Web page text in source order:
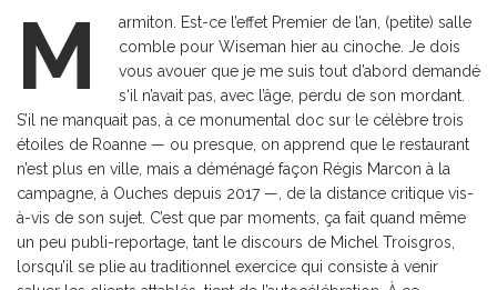
M
armiton. Est-ce l’effet Premier de l’an, (petite) salle
comble pour Wiseman hier au cinoche. Je dois
vous avouer que je me suis tout d’abord demandé
s‘il n’avait pas, avec l’âge, perdu de son mordant.
S’il ne manquait pas, à ce monumental doc sur le célèbre trois
étoiles de Roanne — ou presque, on apprend que le restaurant
n’est plus en ville, mais a déménagé façon Régis Marcon à la
campagne, à Ouches depuis 2017 —, de la distance critique vis-
à-vis de son sujet. C’est que par moments, ça fait quand même
un peu publi-reportage, tant le discours de Michel Troisgros,
lorsqu’il se plie au traditionnel exercice qui consiste à venir